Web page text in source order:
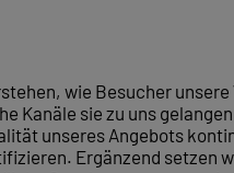
wie Besucher
Kanäle sie zu uns
unseres Angebots
Ergänzend